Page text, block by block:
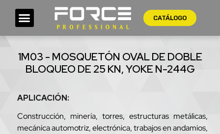
CATÁLOGO
1M03 - MOSQUETÓN OVAL DE DOBLE
BLOQUEO DE 25 KN, YOKE N-244G
APLICACIÓN:
Construcción, minería, torres, estructuras metálicas,
mecánica automotriz, electrónica, trabajos en andamios,